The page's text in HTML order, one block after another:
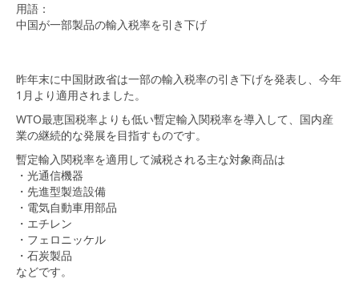
用語：
中国が一部製品の輸入税率を引き下げ
昨年末に中国財政省は一部の輸入税率の引き下げを発表し、今年
1月より適用されました。
WTO最恵国税率よりも低い暫定輸入関税率を導入して、国内産
業の継続的な発展を目指すものです。
暫定輸入関税率を適用して減税される主な対象商品は
・光通信機器
・先進型製造設備
・電気自動車用部品
・エチレン
・フェロニッケル
・石炭製品
などです。